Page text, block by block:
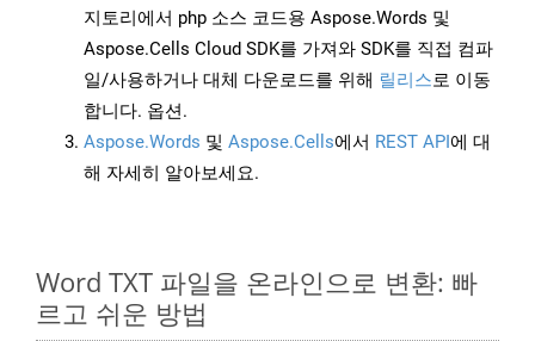
지토리에서 php 소스 코드용 Aspose.Words 및
Aspose.Cells Cloud SDK를 가져와 SDK를 직접 컴파
일/사용하거나 대체 다운로드를 위해 릴리스로 이동
합니다. 옵션.
Aspose.Words 및 Aspose.Cells에서 REST API에 대
해 자세히 알아보세요.
Word TXT 파일을 온라인으로 변환: 빠
르고 쉬운 방법